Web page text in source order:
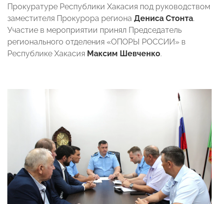
Прокуратуре Республики Хакасия под руководством
заместителя Прокурора региона Дениса Стонта.
Участие в мероприятии принял Председатель
регионального отделения «ОПОРЫ РОССИИ» в
Республике Хакасия Максим Шевченко.